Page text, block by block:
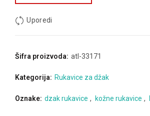
Uporedi
Šifra proizvoda: atl-33171
Kategorija: Rukavice za džak
Oznake: dzak rukavice , kožne rukavice ,